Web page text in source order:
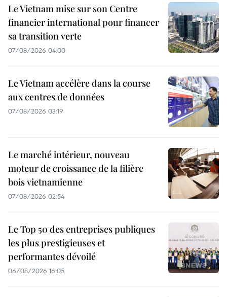
Le Vietnam mise sur son Centre
financier international pour financer
sa transition verte
07/08/2026 04:00
Le Vietnam accélère dans la course
aux centres de données
07/08/2026 03:19
Le marché intérieur, nouveau
moteur de croissance de la filière
bois vietnamienne
07/08/2026 02:54
Le Top 50 des entreprises publiques
les plus prestigieuses et
performantes dévoilé
06/08/2026 16:05